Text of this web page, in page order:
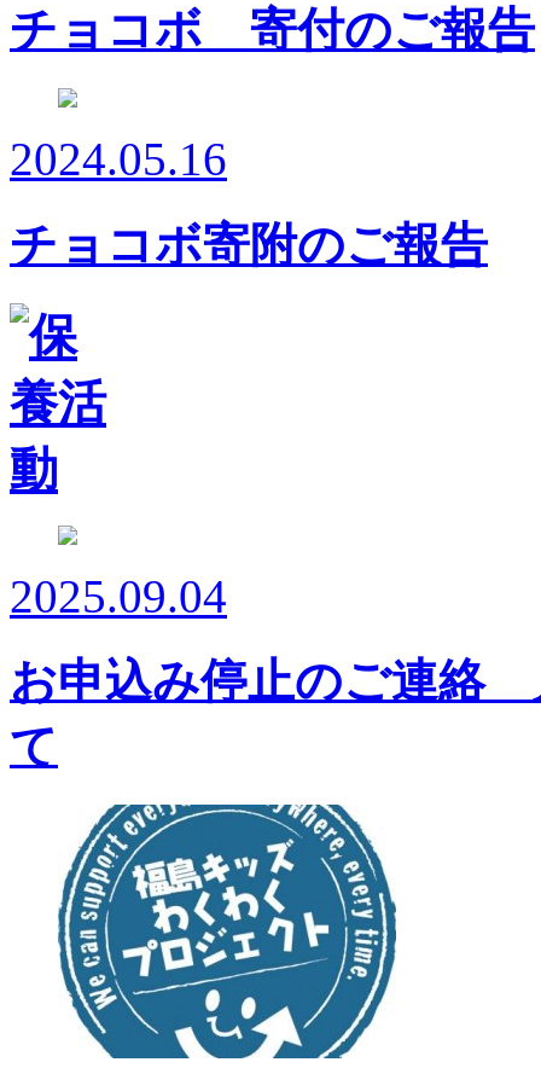
チョコボ 寄付のご報告
2024.05.16
チョコボ寄附のご報告
2025.09.04
お申込み停止のご連絡
て